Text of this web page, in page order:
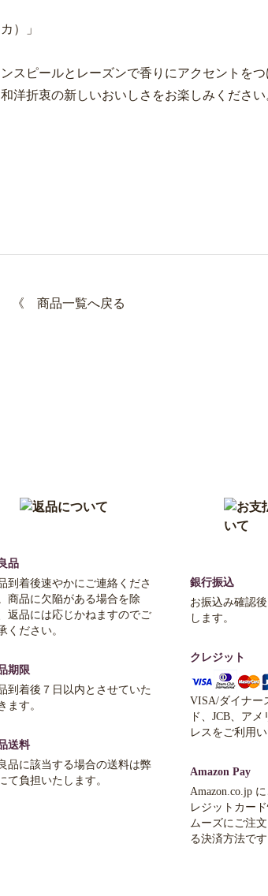
）」
スピールとレーズンで香りにアクセントをつ
洋折衷の新しいおいしさをお楽しみください
《 商品一覧へ戻る
品
到着後速やかにご連絡くださ
商品に欠陥がある場合を除
返品には応じかねますのでご
ください。
期限
到着後７日以内とさせていた
ます。
送料
品に該当する場合の送料は弊
て負担いたします。
銀行振込
お振込み確認
します。
クレジット
VISA/ダイナー
ド、JCB、ア
レスをご利用い
Amazon Pay
Amazon.co.jp
レジットカー
ムーズにご注
る決済方法です